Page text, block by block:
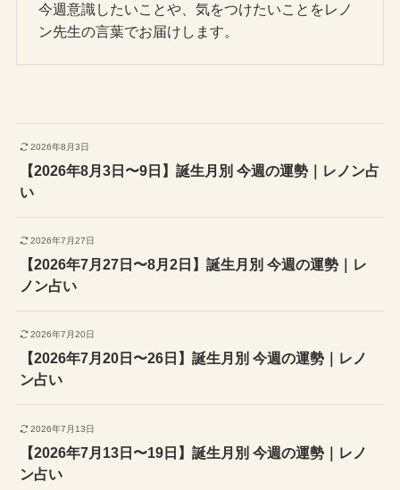
今週意識したいことや、気をつけたいことをレノ
ン先生の言葉でお届けします。
2026年8月3日
【2026年8月3日〜9日】誕生月別 今週の運勢｜レノン占
い
2026年7月27日
【2026年7月27日〜8月2日】誕生月別 今週の運勢｜レ
ノン占い
2026年7月20日
【2026年7月20日〜26日】誕生月別 今週の運勢｜レノ
ン占い
2026年7月13日
【2026年7月13日〜19日】誕生月別 今週の運勢｜レノ
ン占い